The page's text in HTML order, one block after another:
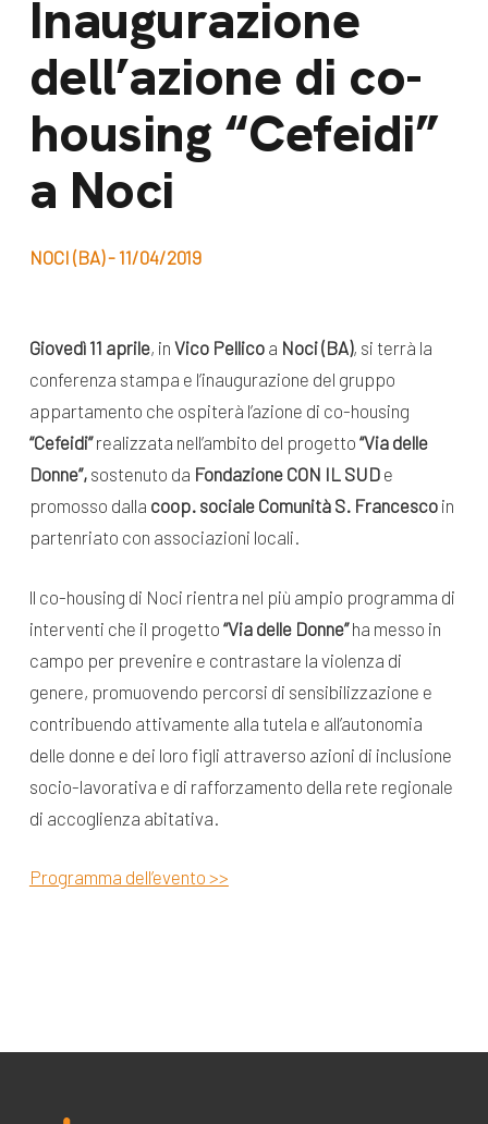
Inaugurazione
dell’azione di co-
housing “Cefeidi”
a Noci
NOCI (BA) - 11/04/2019
Giovedì 11 aprile, in Vico Pellicoa Noci (BA), si terrà la
conferenza stampa e l’inaugurazione del gruppo
appartamento che ospiterà l’azione di co-housing
“Cefeidi”realizzata nell’ambito del progetto “Via delle
Donne”,sostenuto da Fondazione CON IL SUDe
promosso dalla coop. sociale Comunità S. Francescoin
partenriato con associazioni locali.
ll co-housing di Noci rientra nel più ampio programma di
interventi che il progetto “Via delle Donne”ha messo in
campo per prevenire e contrastare la violenza di
genere, promuovendo percorsi di sensibilizzazione e
contribuendo attivamente alla tutela e all’autonomia
delle donne e dei loro figli attraverso azioni di inclusione
socio-lavorativa e di rafforzamento della rete regionale
di accoglienza abitativa.
Programma dell’evento >>
Lavora con noi
Bilancio di
missione
News e
appuntamenti
News
dal Sud
Campagne
Libri e
pubblicazioni
Seguici sui social: